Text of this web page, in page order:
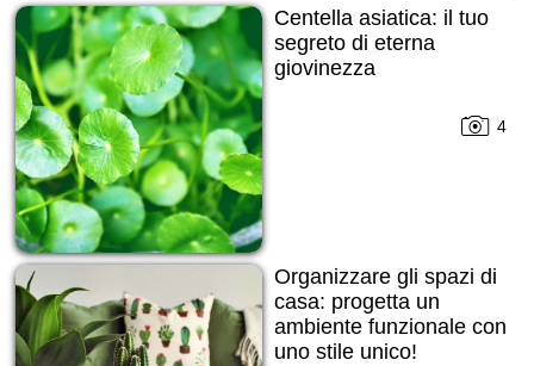
Centella asiatica: il tuo
segreto di eterna
giovinezza
4
Organizzare gli spazi di
casa: progetta un
ambiente funzionale con
uno stile unico!